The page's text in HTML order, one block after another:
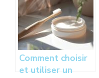
bruxisme
Comment choisir
et utiliser un